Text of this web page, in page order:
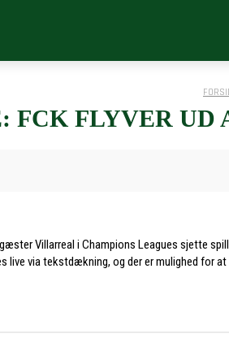
FCK FLYVER UD
Villarreal i Champions Leagues sjette
live via tekstdækning, og der er mulighed for